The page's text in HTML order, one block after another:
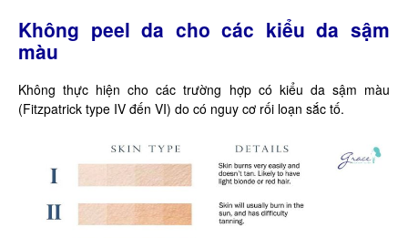
Không peel da cho các kiểu da sậm
màu
Không thực hiện cho các trường hợp có kiểu da sậm màu
(Fitzpatrick type IV đến VI) do có nguy cơ rối loạn sắc tố.